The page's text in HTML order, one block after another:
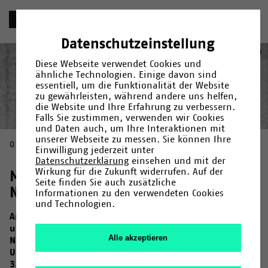
Deutsch English )
2013
Jahr Suche
Kategorie
Gründung/ Fakultäten und Einrichtungen/Campus/ Menschen
Forschung/Kultur /Uni-Leben
1967 /1968 /1969 /1971/ 1972/1973/1974/
1976
/1978/1979/1980 /1982/1983 / 1984/1985/ 1987
/1992/1993/ 1994/1995/1996 1997 1998
/2006/2007/2009/2011/2013/ 2014 /2015/
2019
/2020/2023/2024
01.10.2013
Massenandrang: Doppel-Abi in
NRW
Am 1. Oktober 2013 ist es soweit: Die Abiturientinnen
und Abiturienten des sogenannten Doppeljahrgangs in
NRW strömen an die deutschen Hochschulen. An der
Universität Bielefeld nehmen zum Wintersemester über
3.300 junge Menschen ihr Studium auf und damit über
Datenschutzeinstellung
Diese Webseite verwendet Cookies und
ähnliche Technologien. Einige davon sind
essentiell, um die Funktionalität der Website
zu gewährleisten, während andere uns helfen,
die Website und Ihre Erfahrung zu verbessern.
Falls Sie zustimmen, verwenden wir Cookies
und Daten auch, um Ihre Interaktionen mit
unserer Webseite zu messen. Sie können Ihre
Einwilligung jederzeit unter
Datenschutzerklärungeinsehen und mit der
Wirkung für die Zukunft widerrufen. Auf der
Seite finden Sie auch zusätzliche
Informationen zu den verwendeten Cookies
und Technologien.
Alle akzeptieren